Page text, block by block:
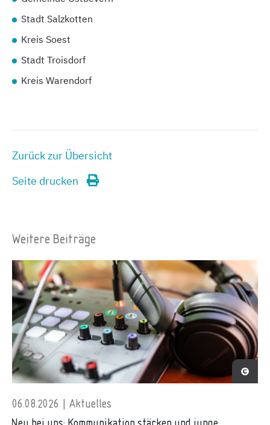
Stadt Salzkotten
Kreis Soest
Stadt Troisdorf
Kreis Warendorf
Zurück zur Übersicht
Seite drucken
Weitere Beiträge
06.08.2026 | Aktuelles